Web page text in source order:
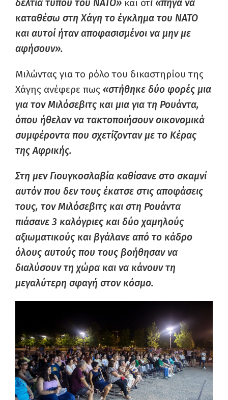
δελτία τύπου του ΝΑΤΟ» και ότι «πήγα να
καταθέσω στη Χάγη το έγκλημα του ΝΑΤΟ
και αυτοί ήταν αποφασισμένοι να μην με
αφήσουν».
Μιλώντας για το ρόλο του δικαστηρίου της
Χάγης ανέφερε πως «στήθηκε δύο φορές μια
για τον Μιλόσεβιτς και μια για τη Ρουάντα,
όπου ήθελαν να τακτοποιήσουν οικονομικά
συμφέροντα που σχετίζονταν με το Κέρας
της Αφρικής.
Στη μεν Γιουγκοσλαβία καθίσανε στο σκαμνί
αυτόν που δεν τους έκατσε στις αποφάσεις
τους, τον Μιλόσεβιτς και στη Ρουάντα
πιάσανε 3 καλόγριες και δύο χαμηλούς
αξιωματικούς και βγάλανε από το κάδρο
όλους αυτούς που τους βοήθησαν να
διαλύσουν τη χώρα και να κάνουν τη
μεγαλύτερη σφαγή στον κόσμο.